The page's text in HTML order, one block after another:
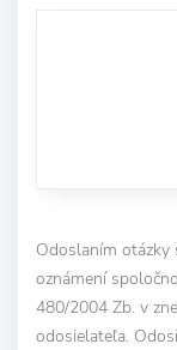
Odoslaním otázky
oznámení
480/2004 Zb. v
odosielateľa.